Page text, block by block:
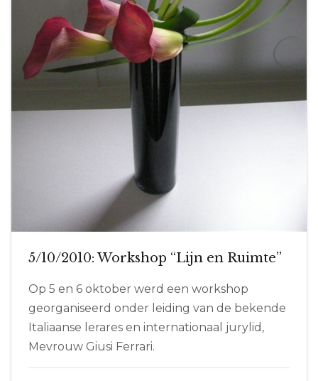
5/10/2010: Workshop “Lijn en Ruimte”
Op 5 en 6 oktober werd een workshop
georganiseerd onder leiding van de bekende
Italiaanse lerares en internationaal jurylid,
Mevrouw Giusi Ferrari.